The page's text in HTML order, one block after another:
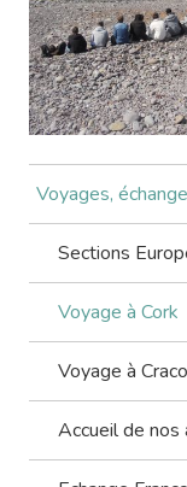
Voyages,
Sections
Voyage à Cork
Voyage à
Accueil de nos